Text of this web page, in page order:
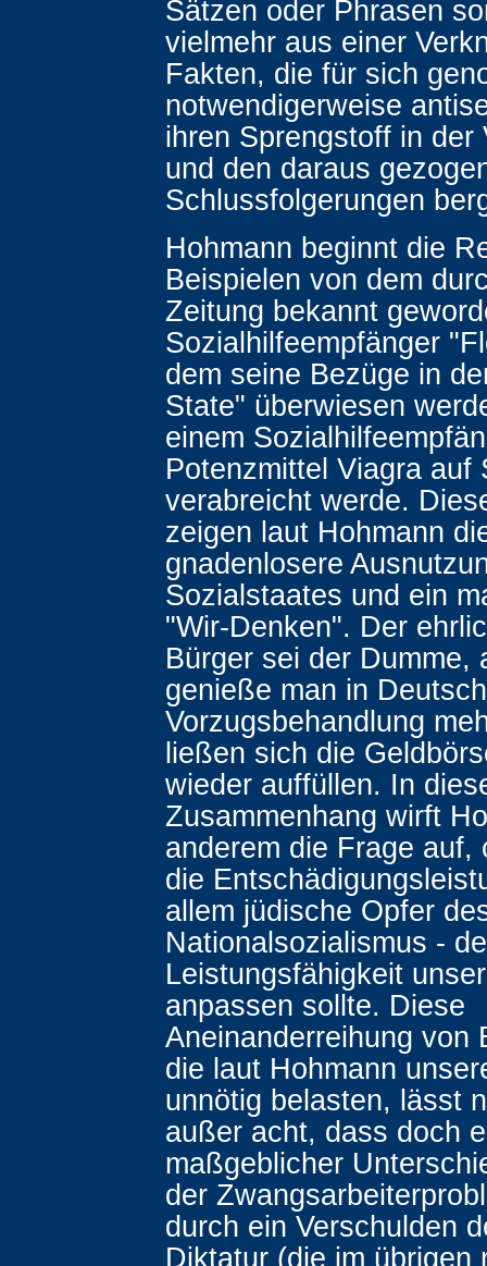
Sätzen oder Phrasen
vielmehr aus einer
Fakten, die für sich
notwendigerweise
ihren Sprengstoff in der
und den daraus
Schlussfolgerungen
Hohmann beginnt die
Beispielen von dem
Zeitung bekannt
Sozialhilfeempfänger
dem seine Bezüge in
State" überwiesen
einem
Potenzmittel Viagra auf
verabreicht werde.
zeigen laut Hohmann
gnadenlosere
Sozialstaates und ein
"Wir-Denken". Der
Bürger sei der Dumme,
genieße man in
Vorzugsbehandlung
ließen sich die
wieder auffüllen. In
Zusammenhang wirft
anderem die Frage auf,
die
allem jüdische Opfer
Nationalsozialismus -
Leistungsfähigkeit
anpassen sollte. Diese
Aneinanderreihung von
die laut Hohmann
unnötig belasten, lässt
außer acht, dass doch
maßgeblicher
der
durch ein Verschulden
Diktatur (die im übrigen